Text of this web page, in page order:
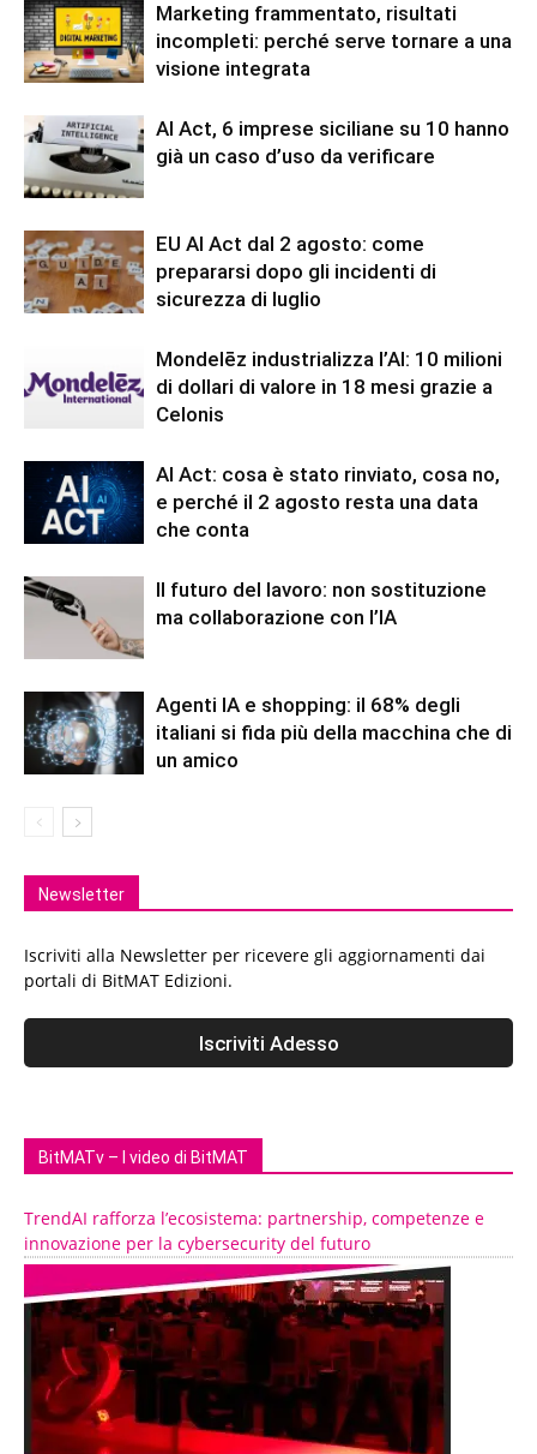
Marketing frammentato, risultati
incompleti: perché serve tornare a una
visione integrata
AI Act, 6 imprese siciliane su 10 hanno
già un caso d’uso da verificare
EU AI Act dal 2 agosto: come
prepararsi dopo gli incidenti di
sicurezza di luglio
Mondelēz industrializza l’AI: 10 milioni
di dollari di valore in 18 mesi grazie a
Celonis
AI Act: cosa è stato rinviato, cosa no,
e perché il 2 agosto resta una data
che conta
Il futuro del lavoro: non sostituzione
ma collaborazione con l’IA
Agenti IA e shopping: il 68% degli
italiani si fida più della macchina che di
un amico
Newsletter
Iscriviti alla Newsletter per ricevere gli aggiornamenti dai
portali di BitMAT Edizioni.
BitMATv – I video di BitMAT
TrendAI rafforza l’ecosistema: partnership, competenze e
innovazione per la cybersecurity del futuro